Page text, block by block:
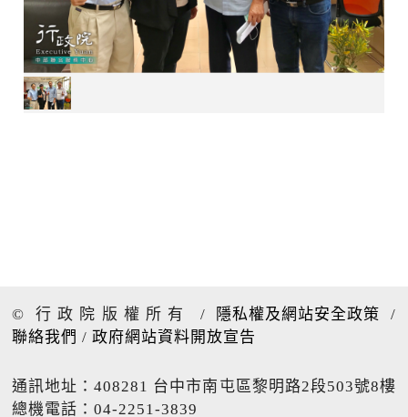
© 行政院版權所有 / 隱私權及網站安全政策
/
聯絡我們 /政府網站資料開放宣告
通訊地址：408281 台中市南屯區黎明路2段503號8樓
總機電話：04-2251-3839